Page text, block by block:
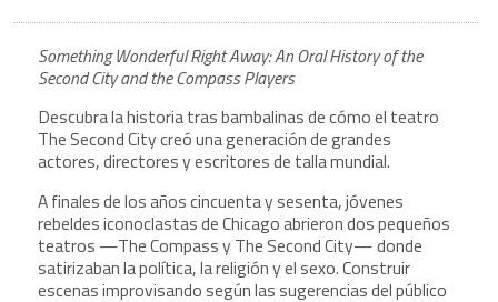
Something Wonderful Right Away: An Oral History of the
Second City and the Compass Players
Descubra la historia tras bambalinas de cómo el teatro
The Second City creó una generación de grandes
actores, directores y escritores de talla mundial.
A finales de los años cincuenta y sesenta, jóvenes
rebeldes iconoclastas de Chicago abrieron dos pequeños
teatros —The Compass y The Second City— donde
satirizaban la política, la religión y el sexo. Construir
escenas improvisando según las sugerencias del público